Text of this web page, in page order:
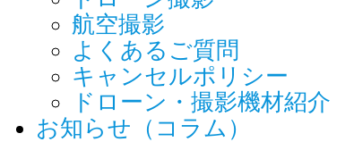
航空撮影
よくあるご質問
キャンセルポリシー
ドローン・撮影機材紹介
お知らせ（コラム）